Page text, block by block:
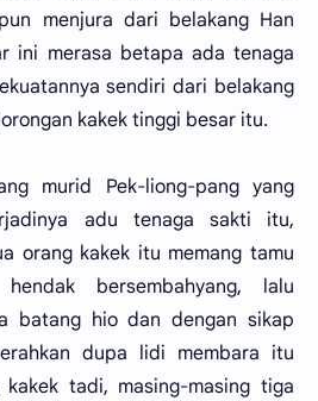
menjura dari belakang Han
ini merasa betapa ada tenaga
sendiri dari belakang
kakek tinggi besar itu.
murid Pek-liong-pang yang
adu tenaga sakti itu,
orang kakek itu memang tamu
bersembahyang, lalu
batang hio dan dengan sikap
dupa lidi membara itu
tadi, masing-masing tiga